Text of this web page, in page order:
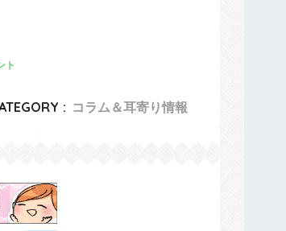
ト
: コラム＆耳寄り情報